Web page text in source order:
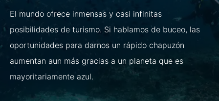
El mundo ofrece inmensas y casi infinitas
posibilidades de turismo. Si hablamos de buceo, las
oportunidades para darnos un rápido chapuzón
aumentan aun más gracias a un planeta que es
mayoritariamente azul.